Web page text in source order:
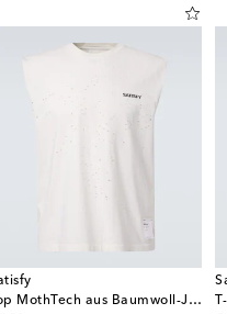
Top MothTech aus Baumwoll-Jersey